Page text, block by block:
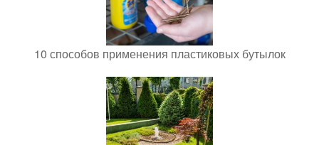
10 способов применения пластиковых бутылок